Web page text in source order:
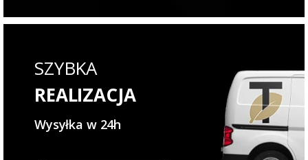
SZYBKA
REALIZACJA
Wysyłka w 24h